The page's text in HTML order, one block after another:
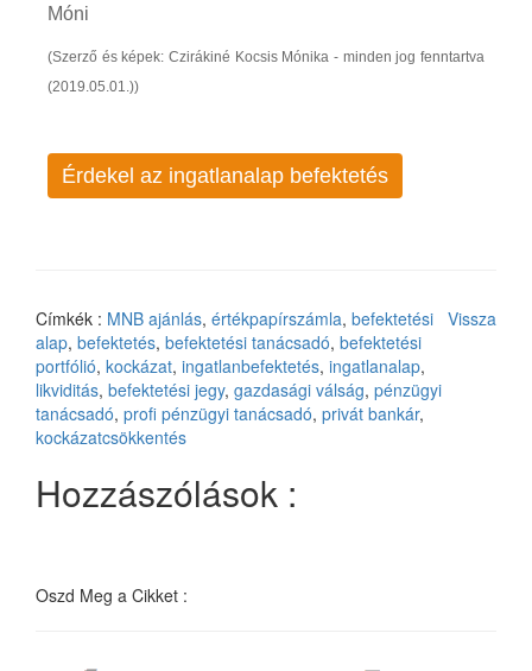
Móni
(Szerző és képek: Czirákiné Kocsis Mónika - minden jog fenntartva
(2019.05.01.))
Érdekel az ingatlanalap befektetés
Vissza
Címkék : MNB ajánlás, értékpapírszámla, befektetési
alap, befektetés, befektetési tanácsadó, befektetési
portfólió, kockázat, ingatlanbefektetés, ingatlanalap,
likviditás, befektetési jegy, gazdasági válság, pénzügyi
tanácsadó, profi pénzügyi tanácsadó, privát bankár,
kockázatcsökkentés
Hozzászólások :
Oszd Meg a Cikket :